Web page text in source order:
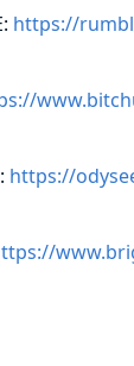
https://
https://